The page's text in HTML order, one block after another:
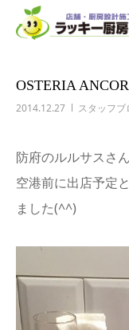
OSTERIA
2014.12.27 スタッフブ
防府のルルサスさ
空港前に出店予定
ました(^^)